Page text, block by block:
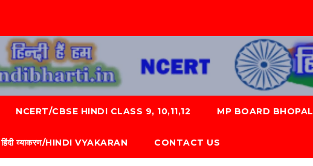
NCERT/CBSE HINDI CLASS 9, 10,11,12 MP BOARD BHOPAL
हिंदी व्याकरण/HINDI VYAKARAN CONTACT US